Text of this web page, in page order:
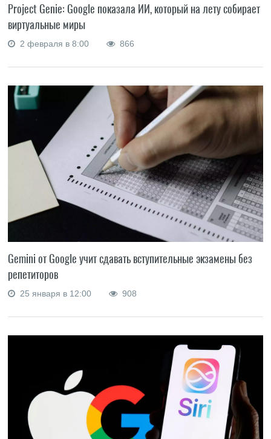
Project Genie: Google показала ИИ, который на лету собирает
виртуальные миры
2 февраля в 8:00 866
Gemini от Google учит сдавать вступительные экзамены без
репетиторов
25 января в 12:00 908